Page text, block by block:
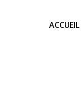
ACCUEIL